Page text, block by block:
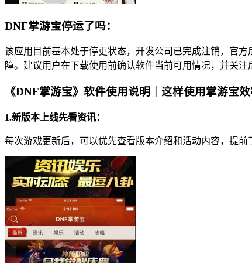
DNF掌游宝停运了吗：
该应用目前基本处于停更状态，开发公司已完成注销，官
障。建议用户在下载使用前确认软件当前可用情况，并关
《DNF掌游宝》软件使用说明｜这样使用掌游宝
1.新版本上线先看资讯：
每次游戏更新后，可以优先查看版本介绍和活动内容，提前